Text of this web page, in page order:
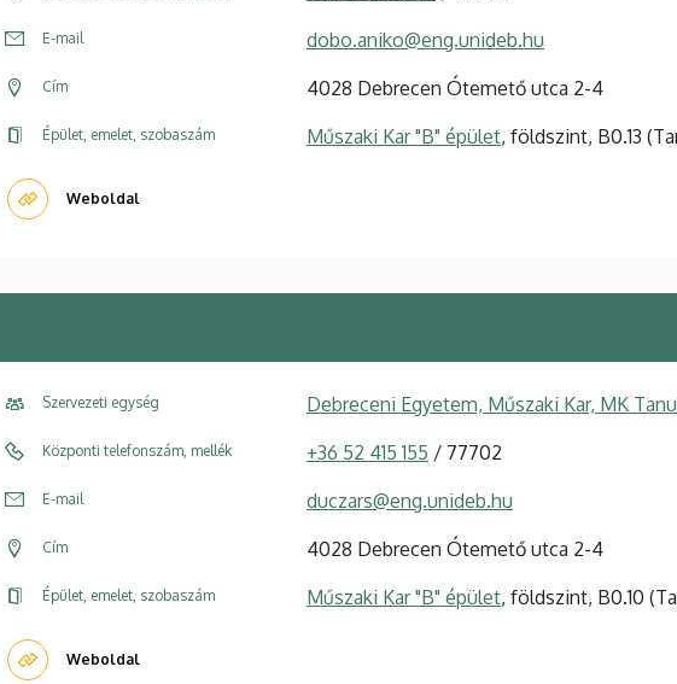
E-mail dobo.aniko@eng.unideb.hu
Cím 4028 Debrecen Ótemető utca 2-4
Épület, emelet, szobaszám Műszaki Kar "B" épület, földszint, B0.13
Weboldal
Szervezeti egység Debreceni Egyetem, Műszaki Kar, MK
Központi telefonszám, mellék +36 52 415 155 / 77702
E-mail duczars@eng.unideb.hu
Cím 4028 Debrecen Ótemető utca 2-4
Épület, emelet, szobaszám Műszaki Kar "B" épület, földszint, B0.10
Weboldal